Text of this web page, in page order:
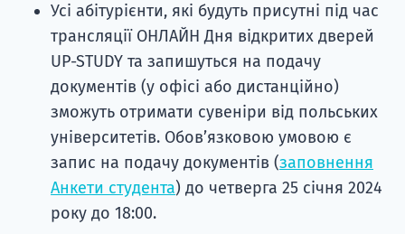
Усі абітурієнти, які будуть присутні під час
трансляції ОНЛАЙН Дня відкритих дверей
UP-STUDY та запишуться на подачу
документів (у офісі або дистанційно)
зможуть отримати сувеніри від польських
університетів. Обовʼязковою умовою є
запис на подачу документів (заповнення
Анкети студента) до четверга 25 січня 2024
року до 18:00.